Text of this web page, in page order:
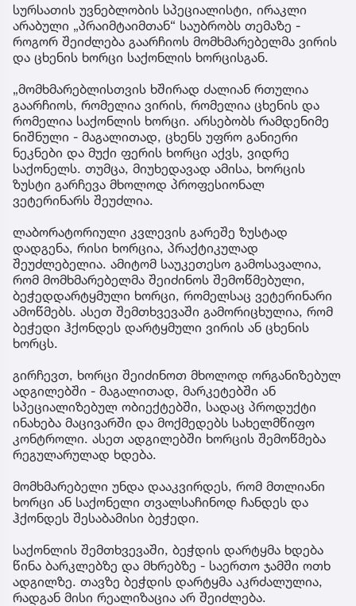
სურსათის უვნებლობის სპეციალისტი, ირაკლი
არაბული „პრაიმტაიმთან“ საუბრობს თემაზე -
როგორ შეიძლება გაარჩიოს მომხმარებელმა ვირის
და ცხენის ხორცი საქონლის ხორცისგან.
„მომხმარებლისთვის ხშირად ძალიან რთულია
გაარჩიოს, რომელია ვირის, რომელია ცხენის და
რომელია საქონლის ხორცი. არსებობს რამდენიმე
ნიშნული - მაგალითად, ცხენს უფრო განიერი
ნეკნები და მუქი ფერის ხორცი აქვს, ვიდრე
საქონელს. თუმცა, მიუხედავად ამისა, ხორცის
ზუსტი გარჩევა მხოლოდ პროფესიონალ
ვეტერინარს შეუძლია.
ლაბორატორიული კვლევის გარეშე ზუსტად
დადგენა, რისი ხორცია, პრაქტიკულად
შეუძლებელია. ამიტომ საუკეთესო გამოსავალია,
რომ მომხმარებელმა შეიძინოს შემოწმებული,
ბეჭედდარტყმული ხორცი, რომელსაც ვეტერინარი
ამოწმებს. ასეთ შემთხვევაში გამორიცხულია, რომ
ბეჭედი ჰქონდეს დარტყმული ვირის ან ცხენის
ხორცს.
გირჩევთ, ხორცი შეიძინოთ მხოლოდ ორგანიზებულ
ადგილებში - მაგალითად, მარკეტებში ან
სპეციალიზებულ ობიექტებში, სადაც პროდუქტი
ინახება მაცივარში და მოქმედებს სახელმწიფო
კონტროლი. ასეთ ადგილებში ხორცის შემოწმება
რეგულარულად ხდება.
მომხმარებელი უნდა დააკვირდეს, რომ მთლიანი
ხორცი ან საქონელი თვალსაჩინოდ ჩანდეს და
ჰქონდეს შესაბამისი ბეჭედი.
საქონლის შემთხვევაში, ბეჭდის დარტყმა ხდება
წინა ბარკლებზე და მხრებზე - საერთო ჯამში ოთხ
ადგილზე. თავზე ბეჭდის დარტყმა აკრძალულია,
რადგან მისი რეალიზაცია არ შეიძლება.